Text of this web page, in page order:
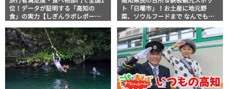
位！データが証明する「高知の
食」の実力【しぎんラボレポー
ト「日曜市」！お土産に地元野
菜、ソウルフードまで なんでもそ
説！